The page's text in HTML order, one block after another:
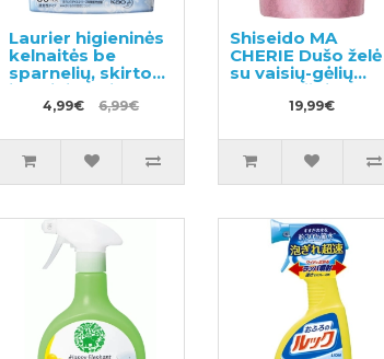
Laurier higieninės
kelnaitės be
sparnelių, skirtos
jautriai odai 14cm
36vnt4,99€ 6,99€
Shiseido MA
CHERIE Dušo želė
su vaisių-gėlių
kvapu, užpildas
19,99€